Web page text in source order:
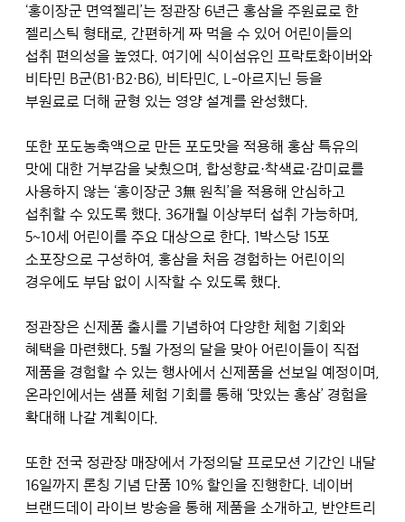
‘홍이장군 면역젤리’는 정관장 6년근 홍삼을 주원료로 한
젤리스틱 형태로, 간편하게 짜 먹을 수 있어 어린이들의
섭취 편의성을 높였다. 여기에 식이섬유인 프락토화이버와
비타민 B군(B1·B2·B6), 비타민C, L-아르지닌 등을
부원료로 더해 균형 있는 영양 설계를 완성했다.
또한 포도농축액으로 만든 포도맛을 적용해 홍삼 특유의
맛에 대한 거부감을 낮췄으며, 합성향료·착색료·감미료를
사용하지 않는 ‘홍이장군 3無 원칙’을 적용해 안심하고
섭취할 수 있도록 했다. 36개월 이상부터 섭취 가능하며,
5~10세 어린이를 주요 대상으로 한다. 1박스당 15포
소포장으로 구성하여, 홍삼을 처음 경험하는 어린이의
경우에도 부담 없이 시작할 수 있도록 했다.
정관장은 신제품 출시를 기념하여 다양한 체험 기회와
혜택을 마련했다. 5월 가정의 달을 맞아 어린이들이 직접
제품을 경험할 수 있는 행사에서 신제품을 선보일 예정이며,
온라인에서는 샘플 체험 기회를 통해 ‘맛있는 홍삼’ 경험을
확대해 나갈 계획이다.
또한 전국 정관장 매장에서 가정의달 프로모션 기간인 내달
16일까지 론칭 기념 단품 10% 할인을 진행한다. 네이버
브랜드데이 라이브 방송을 통해 제품을 소개하고, 반얀트리